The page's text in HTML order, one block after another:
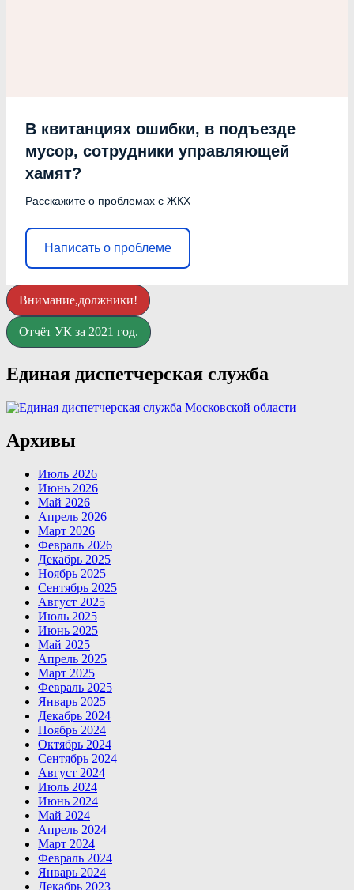
В квитанциях ошибки, в подъезде
мусор, сотрудники управляющей
хамят?
Расскажите о проблемах с ЖКХ
Написать о проблеме
Внимание,должники!
Отчёт УК за 2021 год.
Единая диспетчерская служба
Архивы
Июль 2026
Июнь 2026
Май 2026
Апрель 2026
Март 2026
Февраль 2026
Декабрь 2025
Ноябрь 2025
Сентябрь 2025
Август 2025
Июль 2025
Июнь 2025
Май 2025
Апрель 2025
Март 2025
Февраль 2025
Январь 2025
Декабрь 2024
Ноябрь 2024
Октябрь 2024
Сентябрь 2024
Август 2024
Июль 2024
Июнь 2024
Май 2024
Апрель 2024
Март 2024
Февраль 2024
Январь 2024
Декабрь 2023